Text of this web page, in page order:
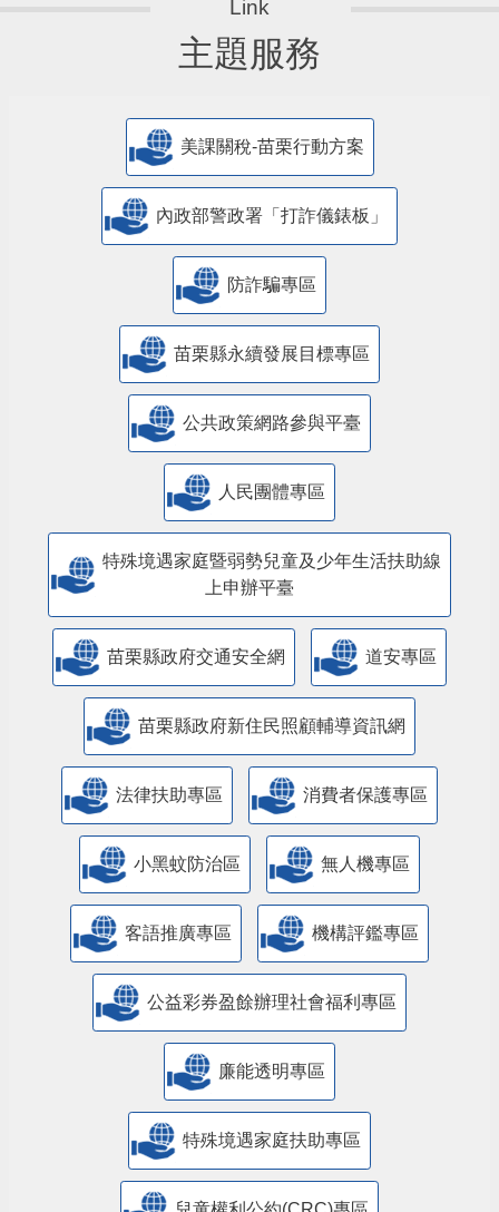
主題服務
美課關稅-苗栗行動方案
內政部警政署「打詐儀錶板」
防詐騙專區
苗栗縣永續發展目標專區
公共政策網路參與平臺
人民團體專區
特殊境遇家庭暨弱勢兒童及少年生活扶助線
上申辦平臺
苗栗縣政府交通安全網 道安專區
苗栗縣政府新住民照顧輔導資訊網
法律扶助專區 消費者保護專區
小黑蚊防治區 無人機專區
客語推廣專區 機構評鑑專區
公益彩券盈餘辦理社會福利專區
廉能透明專區
特殊境遇家庭扶助專區